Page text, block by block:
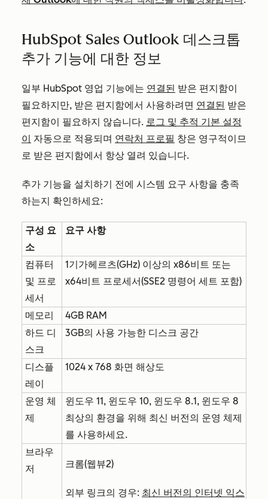
HubSpot Sales Outlook 데스크톱
추가 기능에 대한 정보
일부 HubSpot 영업 기능에는 연결된 받은 편지함이
필요하지만, 받은 편지함에서 사용하려면 연결된 받은
편지함이 필요하지 않습니다. 로그 및 추적 기본 설정
이 자동으로 적용되며 연락처 프로필 창은 영구적이므
로 받은 편지함에서 항상 열려 있습니다.
추가 기능을 설치하기 전에 시스템 요구 사항을 충족
하는지 확인하세요:
구성 요
소
요구 사항
컴퓨터
및 프로
세서
1기가헤르츠(GHz) 이상의 x86비트 또는
x64비트 프로세서(SSE2 명령어 세트 포함)
메모리
4GB RAM
하드 디
스크
3GB의 사용 가능한 디스크 공간
디스플
레이
1024 x 768 화면 해상도
운영 체
제
윈도우 11, 윈도우 10, 윈도우 8.1, 윈도우 8
최상의 환경을 위해 최신 버전의 운영 체제
를 사용하세요.
브라우
저
크롬(웹뷰2)
외부 링크의 경우: 최신 버전의 인터넷 익스